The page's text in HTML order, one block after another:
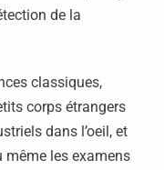
de la
classiques,
corps étrangers
dans l’oeil, et
même les examens